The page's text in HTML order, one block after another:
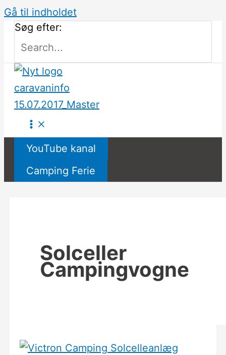
Gå til indholdet
Søg efter:
YouTube kanal
Camping Ferie
Solceller
Campingvogne